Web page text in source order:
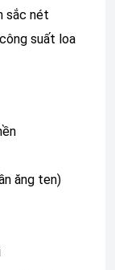
sắc nét
suất loa
ăng ten)